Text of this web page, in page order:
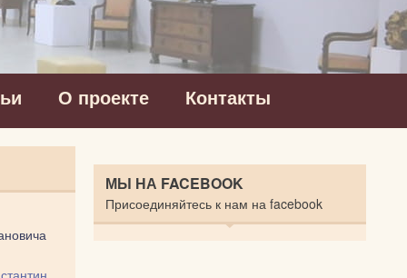
О проекте Контакты
МЫ НА FACEBOOK
Присоединяйтесь к нам на facebook